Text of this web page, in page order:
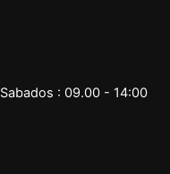
Sabados : 09.00 - 14:00